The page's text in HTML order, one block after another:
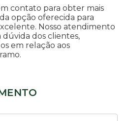
contato para obter mais
opção oferecida para
Nosso atendimento
dúvida dos clientes,
em relação aos